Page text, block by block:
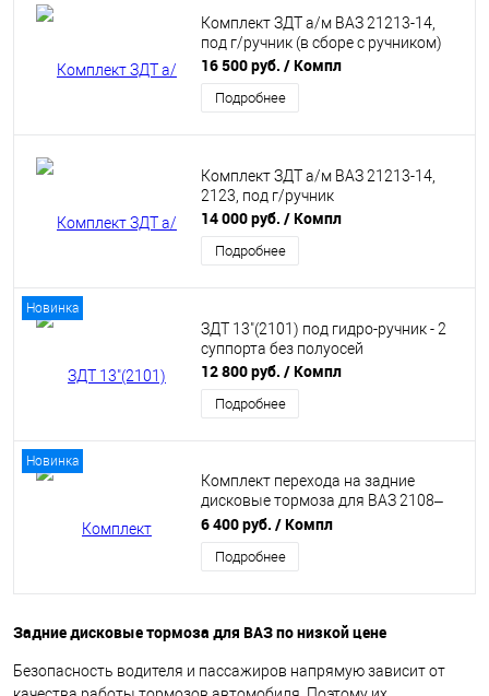
Комплект ЗДТ а/м ВАЗ 21213-14,
под г/ручник (в сборе с ручником)
16 500 руб. / Компл
Подробнее
Комплект ЗДТ а/м ВАЗ 21213-14,
2123, под г/ручник
14 000 руб. / Компл
Подробнее
Новинка
ЗДТ 13"(2101) под гидро-ручник - 2
суппорта без полуосей
12 800 руб. / Компл
Подробнее
Новинка
Комплект перехода на задние
дисковые тормоза для ВАЗ 2108–
2110, 2170 с планшайбами
6 400 руб. / Компл
Подробнее
Задние дисковые тормоза для ВАЗ по низкой цене
Безопасность водителя и пассажиров напрямую зависит от